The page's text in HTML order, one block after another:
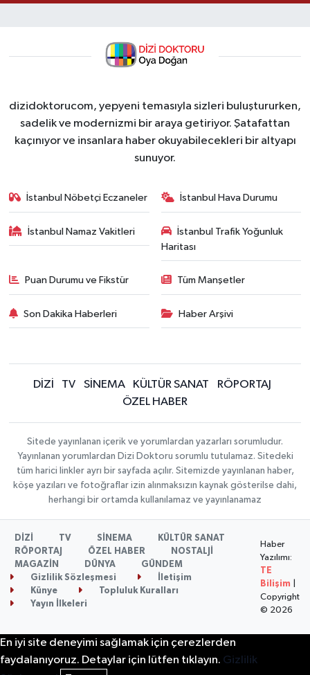
dizidoktorucom, yepyeni temasıyla sizleri buluştururken,
sadelik ve modernizmi bir araya getiriyor. Şatafattan
kaçınıyor ve insanlara haber okuyabilecekleri bir altyapı
sunuyor.
İstanbul Nöbetçi Eczaneler İstanbul Hava Durumu
İstanbul Namaz Vakitleri
İstanbul Trafik Yoğunluk
Haritası
Puan Durumu ve Fikstür Tüm Manşetler
Son Dakika Haberleri Haber Arşivi
DİZİ TV SİNEMA KÜLTÜR SANAT
RÖPORTAJ
ÖZEL HABER
Sitede yayınlanan içerik ve yorumlardan yazarları sorumludur.
Yayınlanan yorumlardan Dizi Doktoru sorumlu tutulamaz. Sitedeki
tüm harici linkler ayrı bir sayfada açılır. Sitemizde yayınlanan haber,
köşe yazıları ve fotoğraflar izin alınmaksızın kaynak gösterilse dahi,
herhangi bir ortamda kullanılamaz ve yayınlanamaz
DİZİ TV SİNEMA
KÜLTÜR SANAT
RÖPORTAJ
ÖZEL HABER
NOSTALJİ
MAGAZİN
DÜNYA
GÜNDEM
Gizlilik Sözleşmesi
İletişim
Künye
Topluluk Kuralları
Yayın İlkeleri
Haber
Yazılımı:
TE
Bilişim
Copyright
© 2026
En iyi site deneyimi sağlamak için çerezlerden
faydalanıyoruz. Detaylar için lütfen tıklayın. Gizlilik